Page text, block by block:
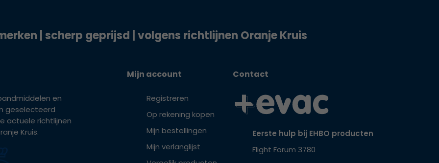
| scherp geprijsd | volgens richtlijnen Oranje Kruis
en
geselecteerd
actuele richtlijnen
Kruis.
Mijn account
Registreren
Op rekening kopen
Mijn bestellingen
Mijn verlanglijst
Contact
Eerste hulp bij EHBO producten
Flight Forum 3780